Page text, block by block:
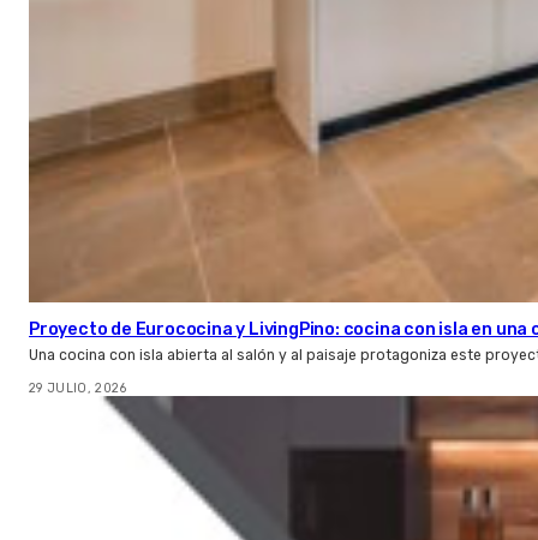
Proyecto de Eurococina y LivingPino: cocina con isla en una
Una cocina con isla abierta al salón y al paisaje protagoniza este
29 JULIO, 2026